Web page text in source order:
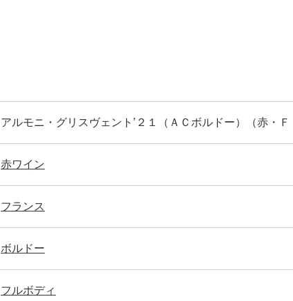
アルモニ・グリスヴェント’２１（ＡＣボルドー）（赤・Ｆ
赤ワイン
フランス
ボルドー
フルボディ